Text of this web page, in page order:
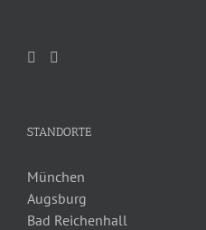
STANDORTE
München
Augsburg
Bad Reichenhall